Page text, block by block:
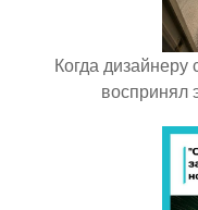
Когда дизайнеру
воспринял